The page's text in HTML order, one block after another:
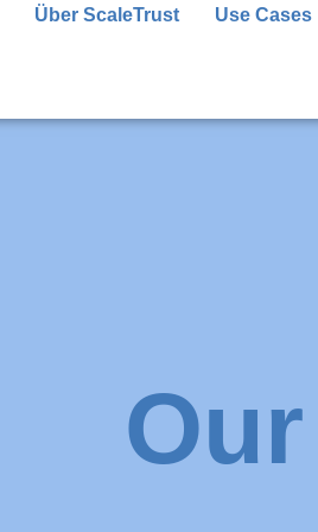
Über ScaleTrust Use Cases